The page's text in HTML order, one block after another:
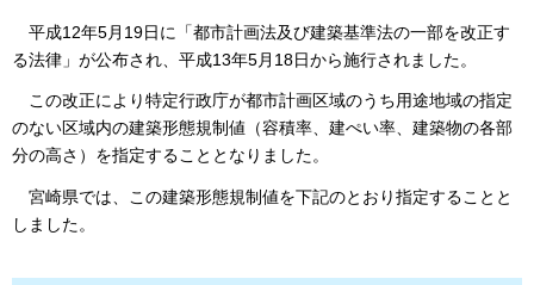
平成12年5月19日に「都市計画法及び建築基準法の一部を改正す
る法律」が公布され、平成13年5月18日から施行されました。
この改正により特定行政庁が都市計画区域のうち用途地域の指定
のない区域内の建築形態規制値（容積率、建ぺい率、建築物の各部
分の高さ）を指定することとなりました。
宮崎県では、
この建築形態規制値を下記のとおり指定することと
しました。